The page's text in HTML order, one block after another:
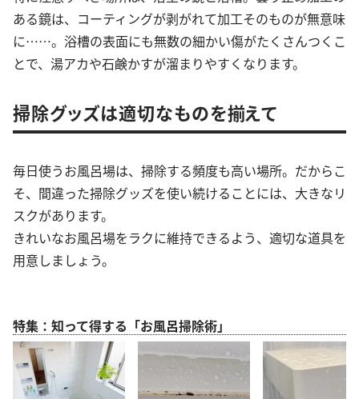
ある鏡は、コーティングが剥がれて加工そのものが無意味
に……。浴槽の表面にも無数の細かい傷がたくさんつくこ
とで、湯アカや石鹸かすが溜まりやすくなります。
掃除グッズは適切なものを揃えて
毎日使うお風呂場は、掃除する頻度も高い場所。だからこ
そ、間違った掃除グッズを使い続けることには、大きなリ
スクがあります。
きれいなお風呂場をラクに維持できるよう、適切な道具を
用意しましょう。
特集：知って得する「お風呂掃除術」